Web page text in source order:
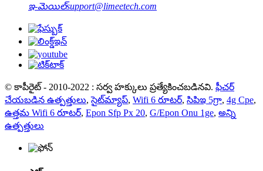
ఇ-మెయిల్support@limeetech.com
© కాపీరైట్ - 2010-2022 : సర్వ హక్కులు ప్రత్యేకించబడినవి. ఫీచర్
చేయబడిన ఉత్పత్తులు,సైట్‌మ్యాప్, Wifi 6 రూటర్, సిపిఇ 5గ్రా, 4g Cpe,
ఉత్తమ Wifi 6 రూటర్, Epon Sfp Px 20, G/Epon Onu 1ge, అన్ని
ఉత్పత్తులు